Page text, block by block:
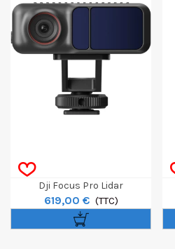
Dji Focus Pro Lidar
619,00 € (TTC)